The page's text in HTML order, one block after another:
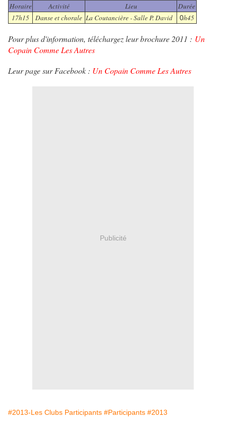
Horaire Activité Lieu
Durée
17h15
Danse et chorale La Coutancière - Salle P. David 0h45
Pour plus d'information, téléchargez leur brochure 2011 : Un
Copain Comme Les Autres
Leur page sur Facebook : Un Copain Comme Les Autres
Publicité
#2013-Les Clubs Participants #Participants #2013